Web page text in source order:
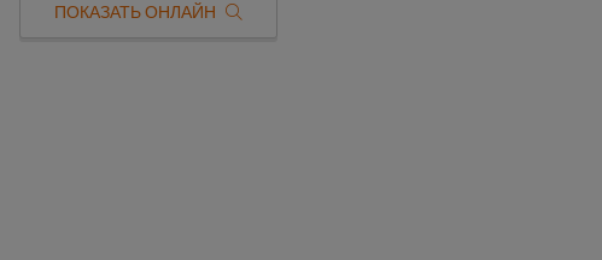
ПОКАЗАТЬ ОНЛАЙН